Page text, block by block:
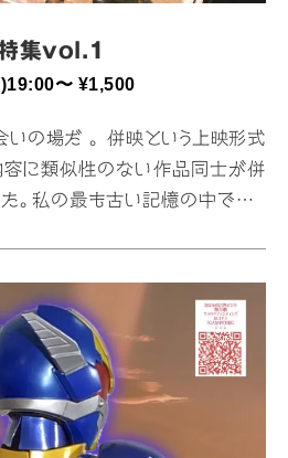
集vol.1
〜 ¥1,500
いの場だ 。 併映という上映形式
容に類似性のない作品同士が併
。私の最も古い記憶の中では、
や失われつつある映画体験のひと
。あの頃は「お目当て」と一緒に
作品が人生の一本になることだ
。さて、本特集では主題も作風も
3 本の短編映画を「敢えて」一挙
は一つ、豊かな「併映」の時代に